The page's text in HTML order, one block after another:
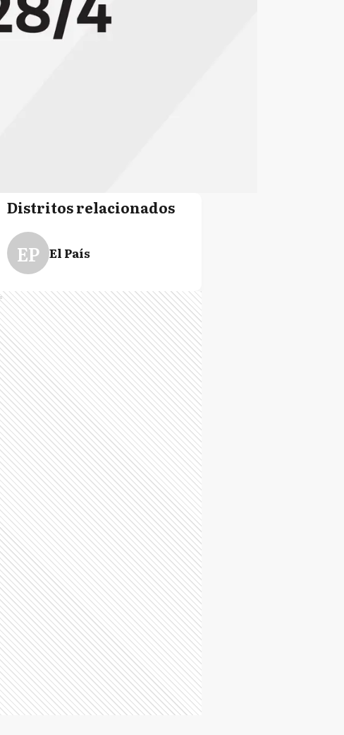
Distritos relacionados
EP El País